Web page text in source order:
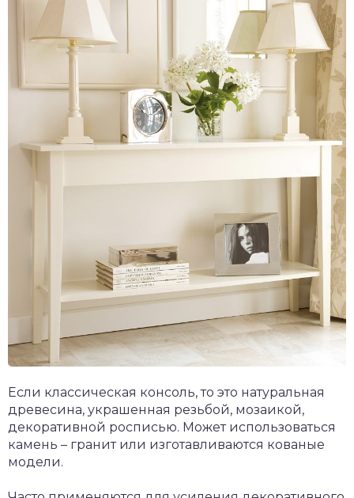
Если классическая консоль, то это натуральная
древесина, украшенная резьбой, мозаикой,
декоративной росписью. Может использоваться
камень – гранит или изготавливаются кованые
модели.